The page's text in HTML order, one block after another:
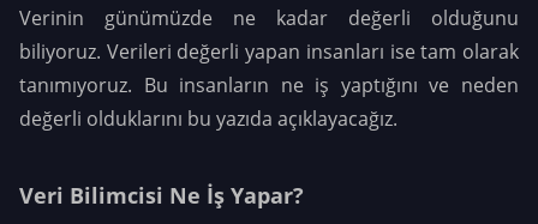
Verinin günümüzde ne kadar değerli olduğunu
biliyoruz. Verileri değerli yapan insanları ise tam olarak
tanımıyoruz. Bu insanların ne iş yaptığını ve neden
değerli olduklarını bu yazıda açıklayacağız.
Veri Bilimcisi Ne İş Yapar?